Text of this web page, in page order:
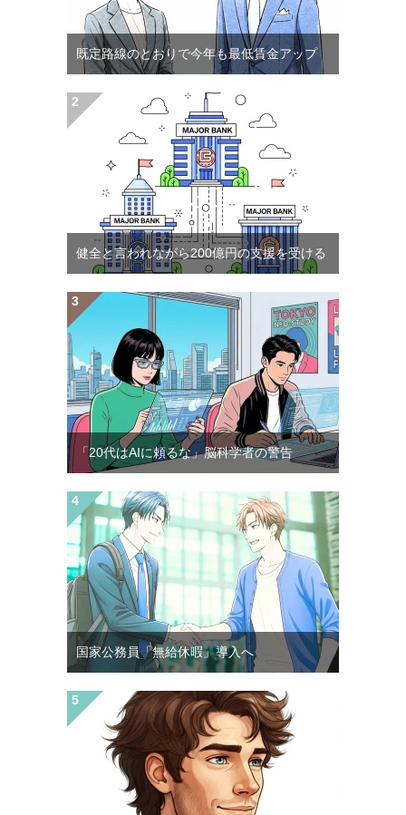
既定路線のとおりで今年も最低賃金アップ
健全と言われながら200億円の支援を受ける
「20代はAIに頼るな」脳科学者の警告
国家公務員「無給休暇」導入へ